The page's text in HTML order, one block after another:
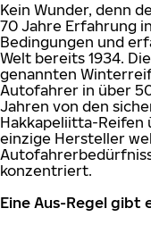
Kein Wunder, denn
70 Jahre Erfahrung
Bedingungen und
Welt bereits 1934.
genannten
Autofahrer in über
Jahren von den
Hakkapeliitta-Reifen
einzige Hersteller
konzentriert.
Eine Aus-Regel gibt